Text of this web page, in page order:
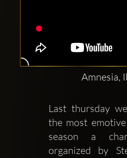
Amnesia,
Last thursday
the most
season a
organized by